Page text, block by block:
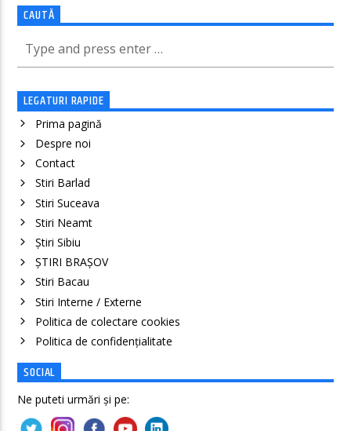
CAUTĂ
LEGATURI RAPIDE
Prima pagină
Despre noi
Contact
Stiri Barlad
Stiri Suceava
Stiri Neamt
Știri Sibiu
ȘTIRI BRAȘOV
Stiri Bacau
Stiri Interne / Externe
Politica de colectare cookies
Politica de confidenţialitate
SOCIAL
Ne puteti urmări și pe: